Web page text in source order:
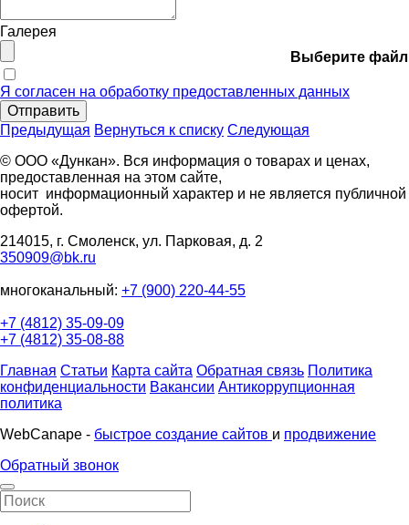
Галерея
Выберите файл
Я согласен на обработку предоставленных данных
Отправить
Предыдущая Вернуться к списку Следующая
© ООО «Дункан». Вся информация о товарах и ценах,
предоставленная на этом сайте,
носит информационный характер и не является публичной
офертой.
214015, г. Смоленск, ул. Парковая, д. 2
350909@bk.ru
многоканальный: +7 (900) 220-44-55
+7 (4812) 35-09-09
+7 (4812) 35-08-88
Главная Статьи Карта сайта Обратная связь Политика
конфиденциальности Вакансии Антикоррупционная
политика
WebCanape - быстрое создание сайтов и продвижение
Обратный звонок